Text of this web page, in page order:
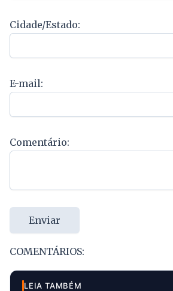
Cidade/Estado:
E-mail:
Comentário:
Enviar
COMENTÁRIOS:
LEIA TAMBÉM